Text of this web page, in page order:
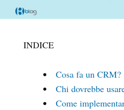
INDICE
Cosa fa un CRM?
Chi dovrebbe
Come